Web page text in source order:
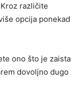
različite
opcija ponekad
ono što je zaista
dovoljno dugo